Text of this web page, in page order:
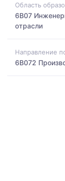
Область
6B07
отрасли
Направление
6B072